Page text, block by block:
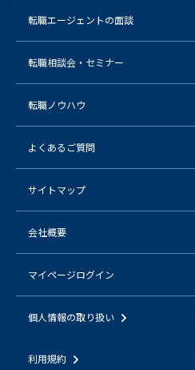
転職エージェントの面談
転職相談会・セミナー
転職ノウハウ
よくあるご質問
サイトマップ
会社概要
マイページログイン
個人情報の取り扱い
利用規約